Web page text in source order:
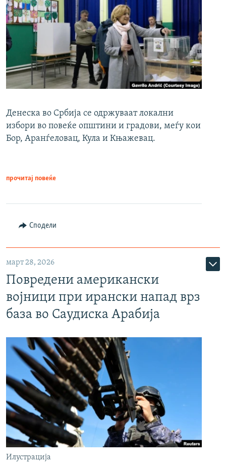
Денеска во Србија се одржуваат локални
избори во повеќе општини и градови, меѓу кои
Бор, Аранѓеловац, Кула и Књажевац.
прочитај повеќе
Сподели
март 28, 2026
Повредени американски
војници при ирански напад врз
база во Саудиска Арабија
Илустрација